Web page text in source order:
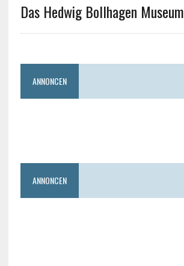
Das Hedwig Bollhagen Museum
ANNONCEN
ANNONCEN